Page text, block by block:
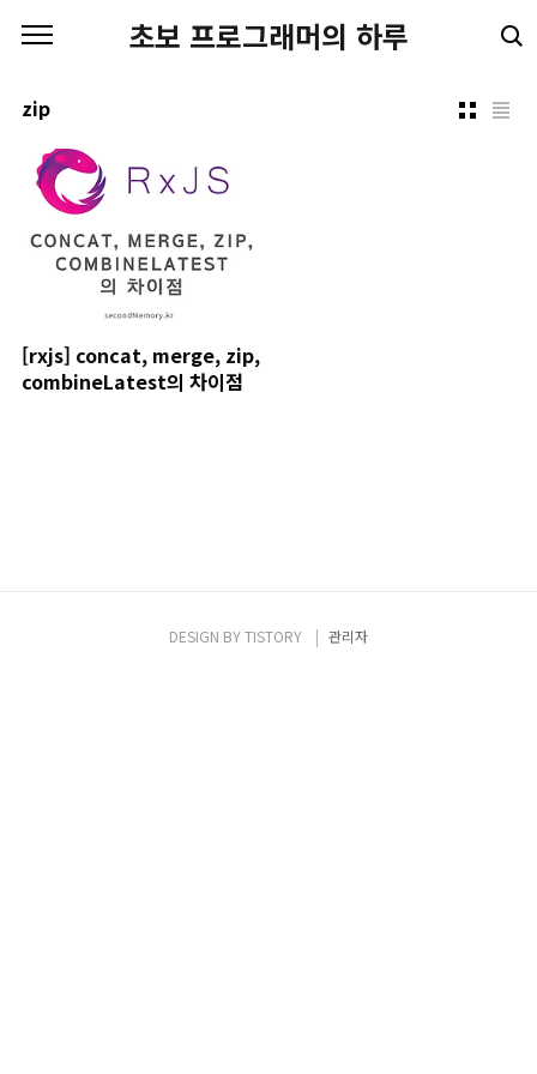
초보 프로그래머의 하루
zip
[rxjs] concat, merge, zip,
combineLatest의 차이점
DESIGN BYTISTORY 관리자